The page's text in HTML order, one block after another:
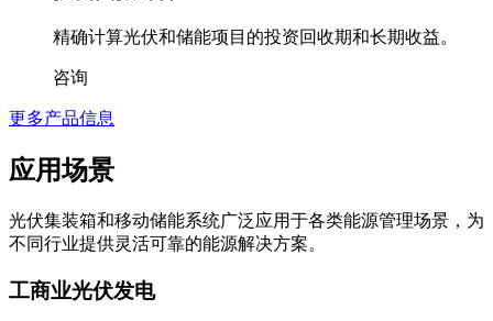
精确计算光伏和储能项目的投资回收期和长期收益。
咨询
更多产品信息
应用场景
光伏集装箱和移动储能系统广泛应用于各类能源管理场景，为
不同行业提供灵活可靠的能源解决方案。
工商业光伏发电